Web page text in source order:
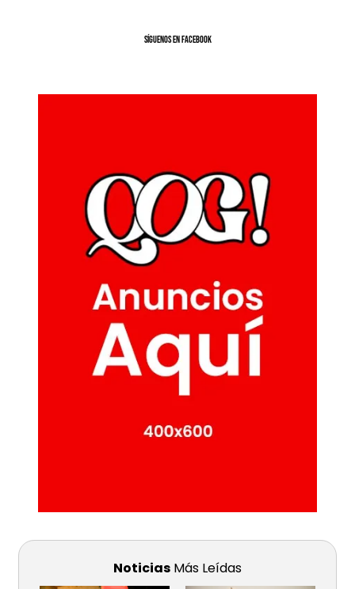
SíGUENOS EN FACEBOOK
Noticias Más Leídas